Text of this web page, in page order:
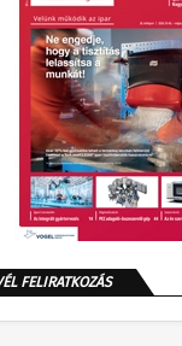
FELIRATKOZÁS